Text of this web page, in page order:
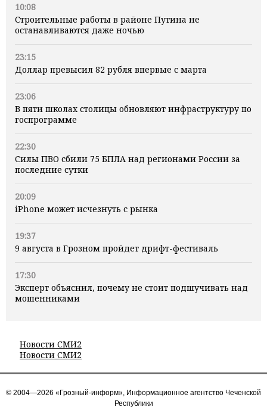
10:08
Строительные работы в районе Путина не
останавливаются даже ночью
23:15
Доллар превысил 82 рубля впервые с марта
23:06
В пяти школах столицы обновляют инфраструктуру по
госпрограмме
22:30
Силы ПВО сбили 75 БПЛА над регионами России за
последние сутки
20:09
iPhone может исчезнуть с рынка
19:37
9 августа в Грозном пройдет дрифт-фестиваль
17:30
Эксперт объяснил, почему не стоит подшучивать над
мошенниками
Новости СМИ2
Новости СМИ2
© 2004—2026 «Грозный-информ», Информационное агентство Чеченской
Республики